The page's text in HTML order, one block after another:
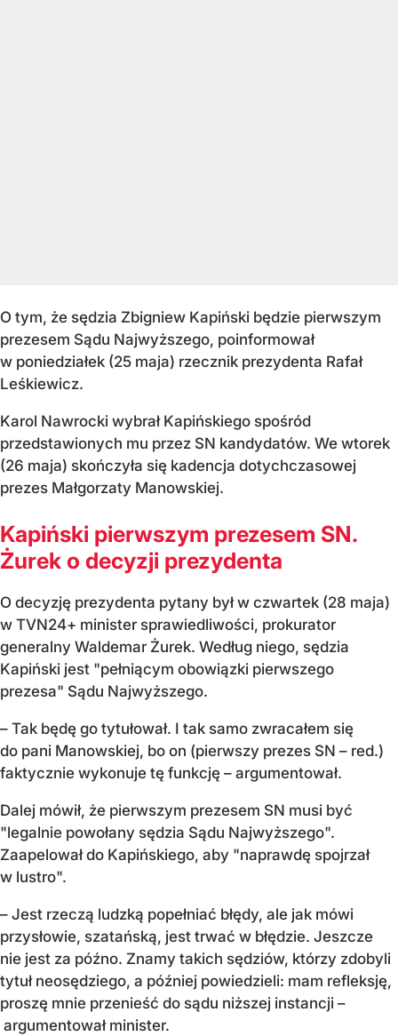
O tym, że sędzia Zbigniew Kapiński będzie pierwszym
prezesem Sądu Najwyższego, poinformował
w poniedziałek (25 maja) rzecznik prezydenta Rafał
Leśkiewicz.
Karol Nawrocki wybrał Kapińskiego spośród
przedstawionych mu przez SN kandydatów. We wtorek
(26 maja) skończyła się kadencja dotychczasowej
prezes Małgorzaty Manowskiej.
Kapiński pierwszym prezesem SN.
Żurek o decyzji prezydenta
O decyzję prezydenta pytany był w czwartek (28 maja)
w TVN24+ minister sprawiedliwości, prokurator
generalny Waldemar Żurek. Według niego, sędzia
Kapiński jest "pełniącym obowiązki pierwszego
prezesa" Sądu Najwyższego.
– Tak będę go tytułował. I tak samo zwracałem się
do pani Manowskiej, bo on (pierwszy prezes SN – red.)
faktycznie wykonuje tę funkcję – argumentował.
Dalej mówił, że pierwszym prezesem SN musi być
"legalnie powołany sędzia Sądu Najwyższego".
Zaapelował do Kapińskiego, aby "naprawdę spojrzał
w lustro".
– Jest rzeczą ludzką popełniać błędy, ale jak mówi
przysłowie, szatańską, jest trwać w błędzie. Jeszcze
nie jest za późno. Znamy takich sędziów, którzy zdobyli
tytuł neosędziego, a później powiedzieli: mam refleksję,
proszę mnie przenieść do sądu niższej instancji –
argumentował minister.